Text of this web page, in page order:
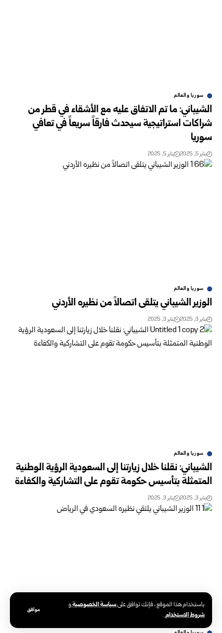
باستخدام هذا الموقع ، فإنك توافق علىسياسة الخصوصيةو
شروط الاستخدام.
موافق
سوريا والعالم
الشيباني: ما تم الاتفاق عليه مع الأشقاء في قطر من
شراكات استراتيجية سيحدث فارقاً سريعاً في تعافي
سوريا
يناير 5, 2025 يناير 5, 2025
سوريا والعالم
الوزير الشيباني يتلقى اتصالاً من نظيره الأردني
يناير 3, 2025 يناير 3, 2025
سوريا والعالم
الشيباني: نقلنا خلال زيارتنا إلى السعودية الرؤية الوطنية
المتمثلة بتأسيس حكومة تقوم على التشاركية والكفاءة
يناير 3, 2025 يناير 3, 2025